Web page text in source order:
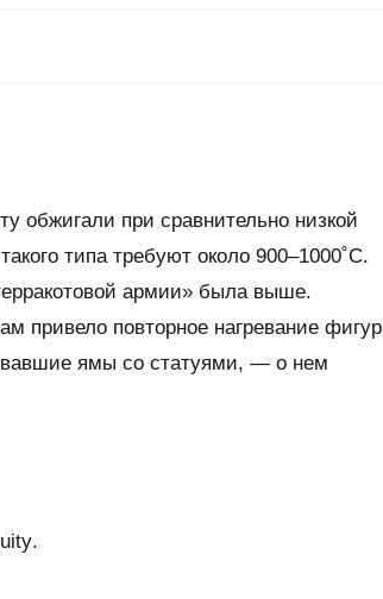
обжигали при сравнительно низкой
типа требуют около 900–1000˚C.
армии» была выше.
привело повторное нагревание фигур
ямы со статуями, — о нем
.